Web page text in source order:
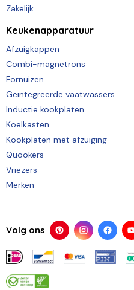
Zakelijk
Keukenapparatuur
Afzuigkappen
Combi-magnetrons
Fornuizen
Geïntegreerde vaatwassers
Inductie kookplaten
Koelkasten
Kookplaten met afzuiging
Quookers
Vriezers
Merken
Volg ons